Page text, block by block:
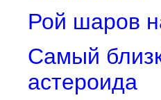
Рой шаров
Самый
астероида